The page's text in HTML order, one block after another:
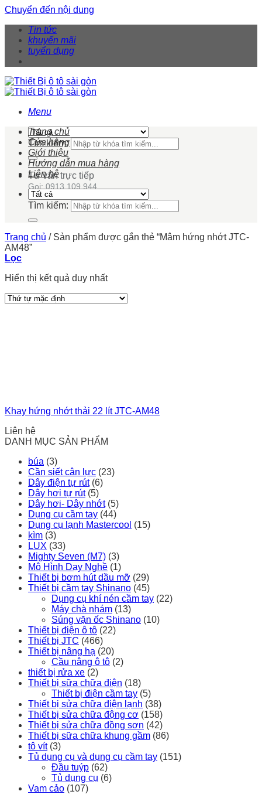
Chuyển đến nội dung
Tin tức
khuyến mãi
tuyển dụng
Menu
Tìm kiếm:
Tư vấn trực tiếp
Gọi: 0913 109 944
Trang chủ
Cửa hàng
Giới thiệu
Hướng dẫn mua hàng
Liên hệ
Tìm kiếm:
Trang chủ /Sản phẩm được gắn thẻ “Mâm hứng nhớt JTC-
AM48”
Lọc
Hiển thị kết quả duy nhất
Khay hứng nhớt thải 22 lít JTC-AM48
Liên hệ
DANH MỤC SẢN PHẨM
búa (3)
Cần siết cân lực (23)
Dây điện tự rút (6)
Dây hơi tự rút (5)
Dây hơi- Dây nhớt (5)
Dụng cụ cầm tay (44)
Dụng cụ lạnh Mastercool (15)
kìm (3)
LUX (33)
Mighty Seven (M7) (3)
Mô Hình Dạy Nghề (1)
Thiết bị bơm hút dầu mỡ (29)
Thiết bị cầm tay Shinano (45)
Dụng cụ khí nén cầm tay (22)
Máy chà nhám (13)
Súng vặn ốc Shinano (10)
Thiết bị điện ô tô (22)
Thiết bị JTC (466)
Thiết bị nâng hạ (20)
Cầu nâng ô tô (2)
thiết bị rửa xe (2)
Thiết bị sữa chữa điện (18)
Thiết bị điện cầm tay (5)
Thiết bị sửa chữa điện lạnh (38)
Thiết bị sửa chữa động cơ (158)
Thiết bị sửa chữa đồng sơn (42)
Thiết bị sữa chữa khung gầm (86)
tô vít (3)
Tủ dụng cụ và dụng cụ cầm tay (151)
Đầu tuýp (62)
Tủ dụng cụ (6)
Vam cảo (107)